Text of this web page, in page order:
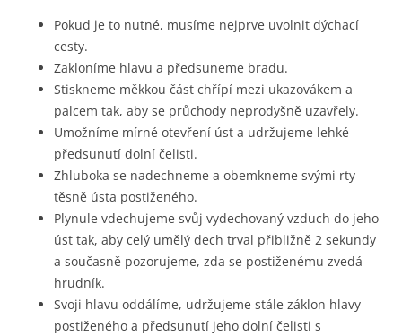
Pokud je to nutné, musíme nejprve uvolnit dýchací
cesty.
Zakloníme hlavu a předsuneme bradu.
Stiskneme měkkou část chřípí mezi ukazovákem a
palcem tak, aby se průchody neprodyšně uzavřely.
Umožníme mírné otevření úst a udržujeme lehké
předsunutí dolní čelisti.
Zhluboka se nadechneme a obemkneme svými rty
těsně ústa postiženého.
Plynule vdechujeme svůj vydechovaný vzduch do jeho
úst tak, aby celý umělý dech trval přibližně 2 sekundy
a současně pozorujeme, zda se postiženému zvedá
hrudník.
Svoji hlavu oddálíme, udržujeme stále záklon hlavy
postiženého a předsunutí jeho dolní čelisti s